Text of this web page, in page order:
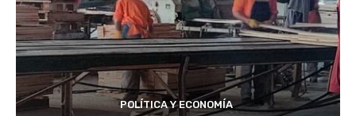
POLÍTICA Y ECONOMÍA